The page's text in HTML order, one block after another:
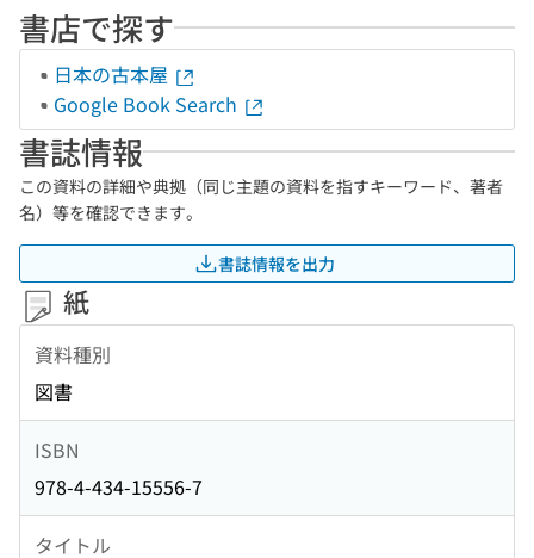
書店で探す
日本の古本屋
Google Book Search
書誌情報
この資料の詳細や典拠（同じ主題の資料を指すキーワード、著者
名）等を確認できます。
書誌情報を出力
紙
資料種別
図書
ISBN
978-4-434-15556-7
タイトル